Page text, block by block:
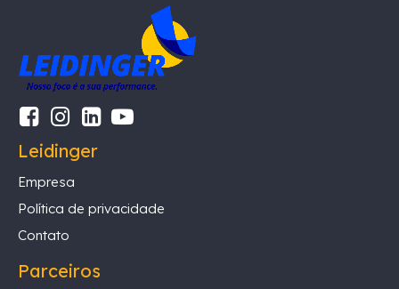
Leidinger
Empresa
Política de privacidade
Contato
Parceiros